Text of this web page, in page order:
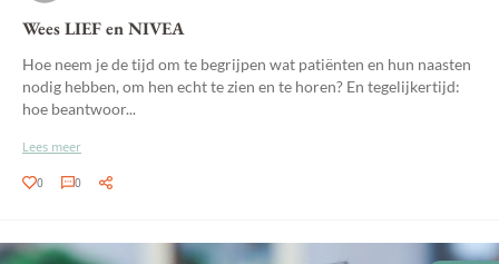
Wees LIEF en NIVEA
Hoe neem je de tijd om te begrijpen wat patiënten en hun naasten
nodig hebben, om hen echt te zien en te horen? En tegelijkertijd:
hoe beantwoor...
Lees meer
0 0